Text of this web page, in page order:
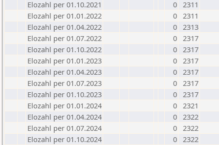
Elozahl per 01.10.2021
0 2311
Elozahl per 01.01.2022
0 2311
Elozahl per 01.04.2022
0 2313
Elozahl per 01.07.2022
0 2317
Elozahl per 01.10.2022
0 2317
Elozahl per 01.01.2023
0 2317
Elozahl per 01.04.2023
0 2317
Elozahl per 01.07.2023
0 2317
Elozahl per 01.10.2023
0 2317
Elozahl per 01.01.2024
0 2321
Elozahl per 01.04.2024
0 2322
Elozahl per 01.07.2024
0 2322
Elozahl per 01.10.2024
0 2322